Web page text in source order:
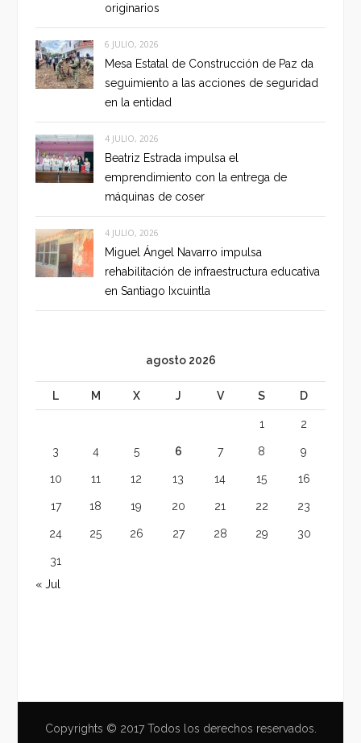
originarios
6 JULIO, 2026
Mesa Estatal de Construcción de Paz da
seguimiento a las acciones de seguridad
en la entidad
4 JULIO, 2026
Beatriz Estrada impulsa el
emprendimiento con la entrega de
máquinas de coser
4 JULIO, 2026
Miguel Ángel Navarro impulsa
rehabilitación de infraestructura educativa
en Santiago Ixcuintla
agosto 2026
L M X J V S D
1 2
3 4 5 6 7 8 9
10 11 12 13 14 15 16
17 18 19 20 21 22 23
24 25 26 27 28 29 30
31
« Jul
Copyrights © 2017 Todos los derechos reservados.